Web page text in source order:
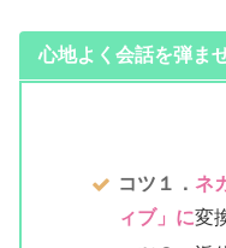
心地よく会話を弾ま
コツ１． ネ
ィブ」に変